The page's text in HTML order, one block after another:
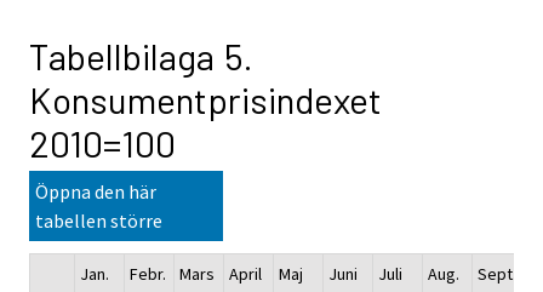
Tabellbilaga 5.
Konsumentprisindexet
2010=100
Öppna den här
tabellen större
Jan. Febr. Mars April Maj Juni Juli Aug. Sept.